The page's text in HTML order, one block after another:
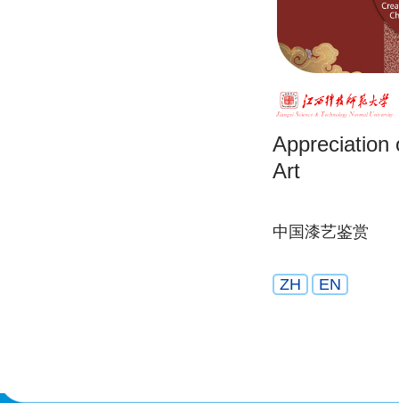
Appreciation
Art
中国漆艺鉴赏
ZH EN